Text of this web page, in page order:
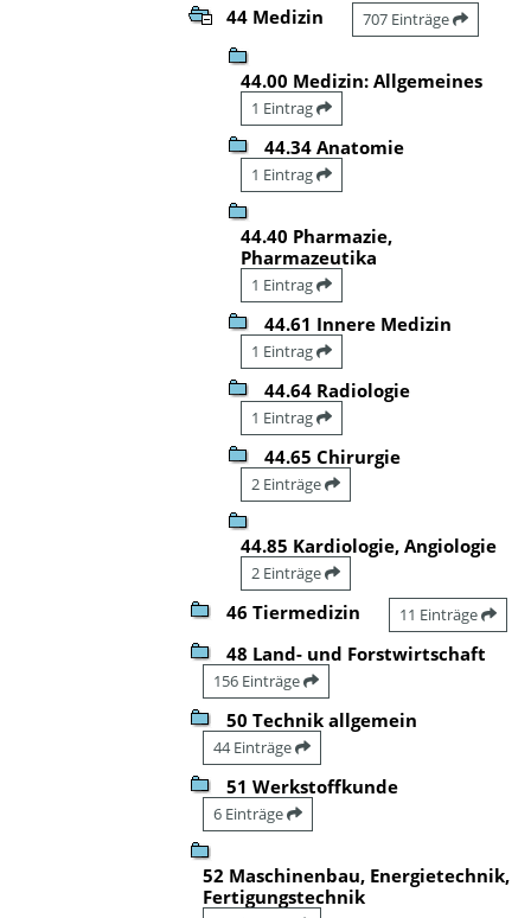
44 Medizin 707 Einträge
44.00 Medizin: Allgemeines
1 Eintrag
44.34 Anatomie
1 Eintrag
44.40 Pharmazie,
Pharmazeutika
1 Eintrag
44.61 Innere Medizin
1 Eintrag
44.64 Radiologie
1 Eintrag
44.65 Chirurgie
2 Einträge
44.85 Kardiologie, Angiologie
2 Einträge
46 Tiermedizin 11 Einträge
48 Land- und Forstwirtschaft
156 Einträge
50 Technik allgemein
44 Einträge
51 Werkstoffkunde
6 Einträge
52 Maschinenbau, Energietechnik,
Fertigungstechnik